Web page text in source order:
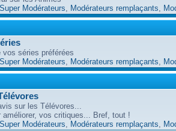
Super Modérateurs Modérateurs remplaçants
séries préférées
Super Modérateurs Modérateurs remplaçants
sur les Télévores...
améliorer, vos critiques... Bref, tout !
Super Modérateurs Modérateurs remplaçants